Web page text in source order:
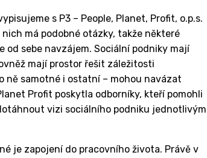
s P3 – People, Planet, Profit, o.p.s.
má podobné otázky, takže některé
od sebe navzájem. Sociální podniky mají
mají prostor řešit záležitosti
ně samotné i ostatní – mohou navázat
Profit poskytla odborníky, kteří pomohli
vizi sociálního podniku jednotlivým
je zapojení do pracovního života. Právě v